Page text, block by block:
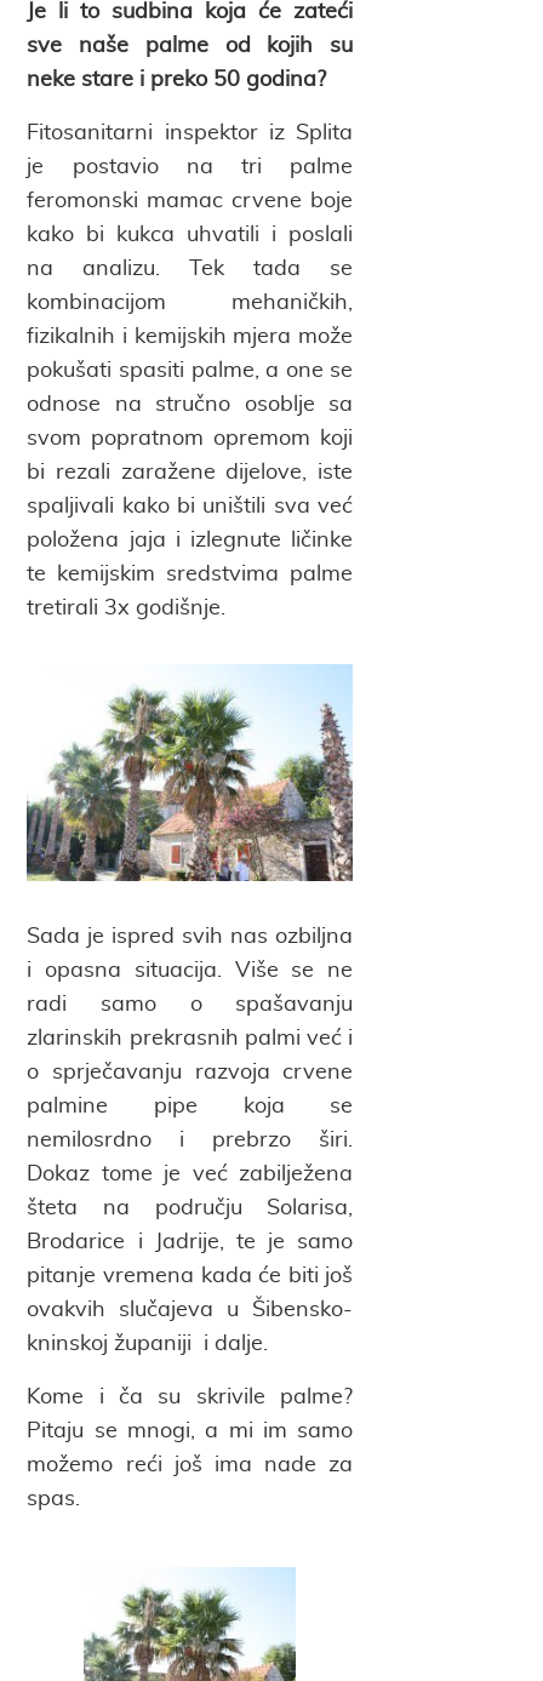
Je li to sudbina koja će zateći
sve naše palme od kojih su
neke stare i preko 50 godina?
Fitosanitarni inspektor iz Splita
je postavio na tri palme
feromonski mamac crvene boje
kako bi kukca uhvatili i poslali
na analizu. Tek tada se
kombinacijom mehaničkih,
fizikalnih i kemijskih mjera može
pokušati spasiti palme, a one se
odnose na stručno osoblje sa
svom popratnom opremom koji
bi rezali zaražene dijelove, iste
spaljivali kako bi uništili sva već
položena jaja i izlegnute ličinke
te kemijskim sredstvima palme
tretirali 3x godišnje.
Sada je ispred svih nas ozbiljna
i opasna situacija. Više se ne
radi samo o spašavanju
zlarinskih prekrasnih palmi već i
o sprječavanju razvoja crvene
palmine pipe koja se
nemilosrdno i prebrzo širi.
Dokaz tome je već zabilježena
šteta na području Solarisa,
Brodarice i Jadrije, te je samo
pitanje vremena kada će biti još
ovakvih slučajeva u Šibensko-
kninskoj županiji i dalje.
Kome i ča su skrivile palme?
Pitaju se mnogi, a mi im samo
možemo reći još ima nade za
spas.